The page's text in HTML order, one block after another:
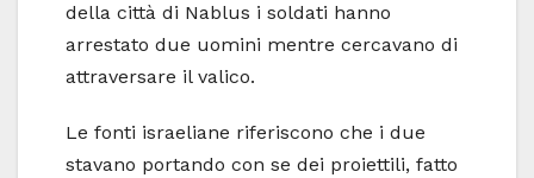
della città di Nablus i soldati hanno
arrestato due uomini mentre cercavano di
attraversare il valico.
Le fonti israeliane riferiscono che i due
stavano portando con se dei proiettili, fatto